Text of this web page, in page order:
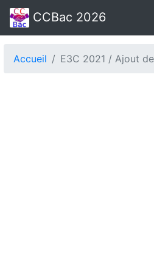
CCBac 2026
Accueil E3C 2021 / Ajout